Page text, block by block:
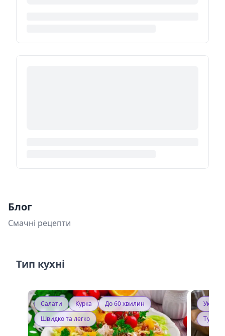
Блог
Смачні рецепти
Тип кухні
Салати Курка
До 60 хвилин
Швидко та легко